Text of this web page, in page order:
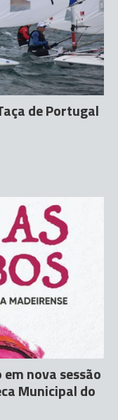
de Portugal
nova sessão
Municipal do